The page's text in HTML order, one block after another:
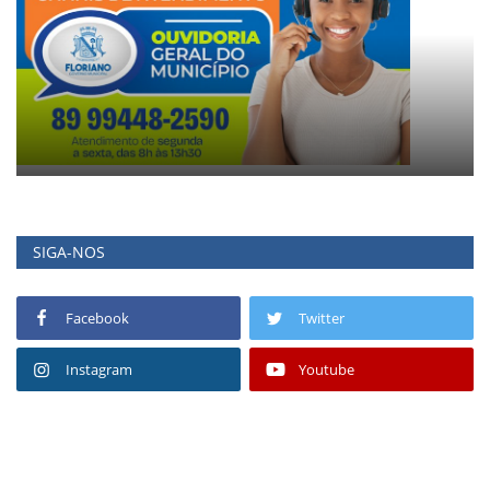
SIGA-NOS
Facebook Twitter
Instagram Youtube